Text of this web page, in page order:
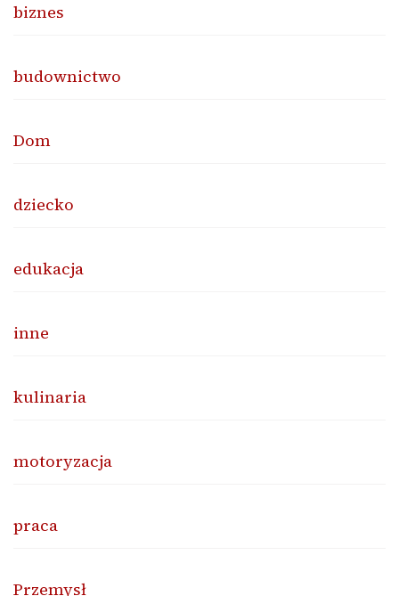
biznes
budownictwo
Dom
dziecko
edukacja
inne
kulinaria
motoryzacja
praca
Przemysł